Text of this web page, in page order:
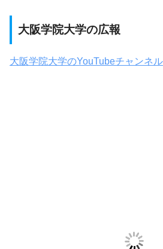
大阪学院大学の広報
大阪学院大学のYouTubeチャンネル